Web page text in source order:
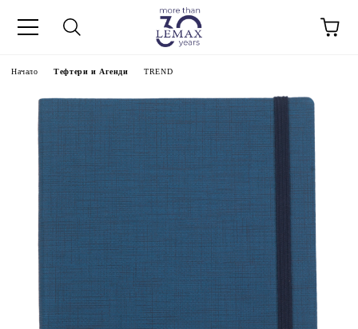
Начало Тефтери и Агенди TREND